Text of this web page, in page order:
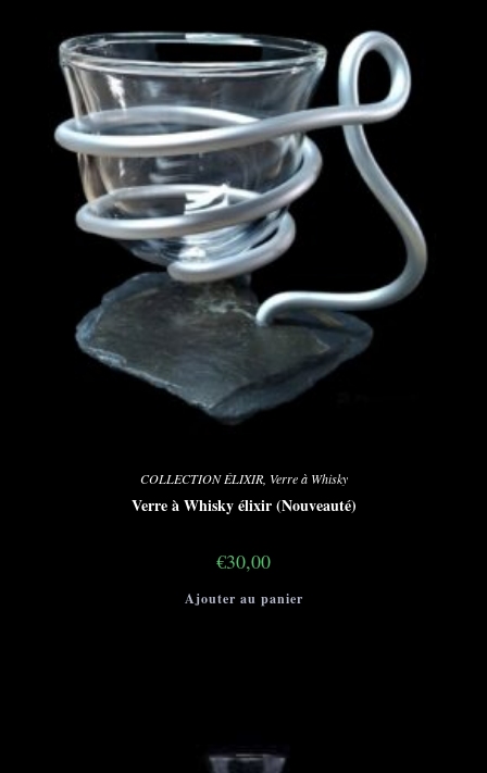
COLLECTION ÉLIXIR, Verre à Whisky
Verre à Whisky élixir (Nouveauté)
€30,00
Ajouter au panier